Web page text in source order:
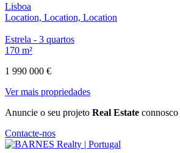
Lisboa
Location, Location, Location
Estrela - 3 quartos
170 m²
1 990 000 €
Ver mais propriedades
Anuncie o seu projeto Real Estate connosco
Contacte-nos